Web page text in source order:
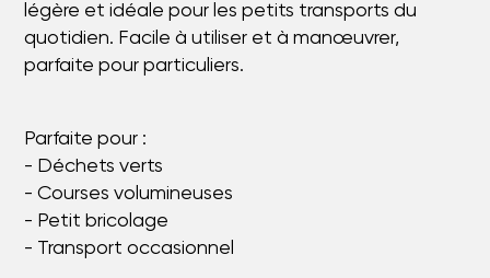
légère et idéale pour les petits transports du
quotidien. Facile à utiliser et à manœuvrer,
parfaite pour particuliers.
Parfaite pour :
- Déchets verts
- Courses volumineuses
- Petit bricolage
- Transport occasionnel